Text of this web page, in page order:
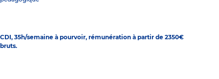
CDI, 35h/semaine à pourvoir, rémunération à partir de 2350€
bruts.